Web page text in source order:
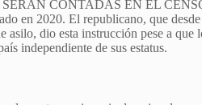
SERÁN CONTADAS EN EL
en 2020. El republicano, que
dio esta instrucción pese a que
independiente de sus estatus.